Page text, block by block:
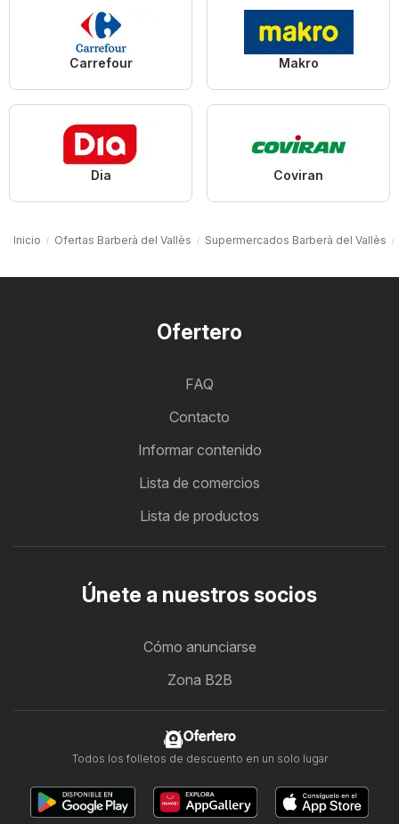
Carrefour Makro
Dia Coviran
Inicio Ofertas Barberà del Vallès Supermercados Barberà del Vallès
Ofertero
FAQ
Contacto
Informar contenido
Lista de comercios
Lista de productos
Únete a nuestros socios
Cómo anunciarse
Zona B2B
Ofertero
Todos los folletos de descuento en un solo lugar